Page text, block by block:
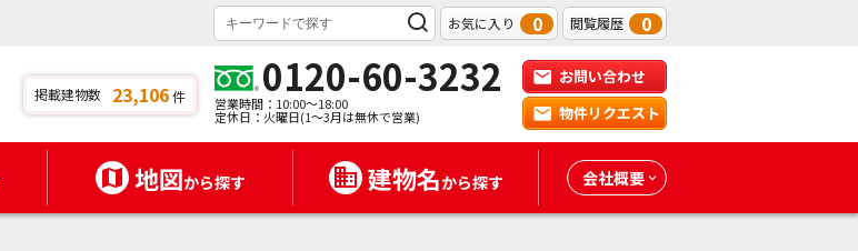
お気に入り 0 閲覧履歴 0
掲載建物数 23,106件 0120-60-3232
営業時間：10:00～18:00
定休日：火曜日(1～3月は無休で営業)
お問い合わせ
物件リクエスト
地図から探す 建物名から探す 会社概要